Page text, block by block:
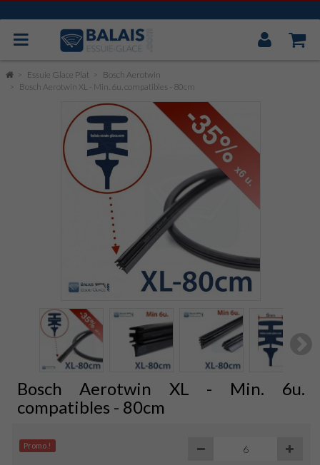
CAOUTCHOUC UNIVERSEL
ESSUIE GLACE ARRIÈRE
Mon
Essuie Glace Plat
Bosch Aerotwin
Bosch Aerotwin XL - Min. 6u. compatibles - 80cm
Bosch Aerotwin XL - Min. 6u.
compatibles - 80cm
Promo !